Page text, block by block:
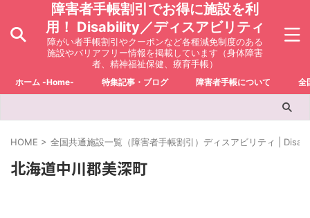
障害者手帳割引でお得に施設を利
用！ Disability／ディスアビリティ
障がい者手帳割引やクーポンなど各種減免制度のある
施設やバリアフリー情報を掲載しています（身体障害
者、精神福祉保健、療育手帳）
ホーム -Home- 特集記事・ブログ 障害者手帳について 全
HOME > 全国共通施設一覧（障害者手帳割引）ディスアビリティ |
北海道中川郡美深町